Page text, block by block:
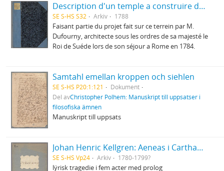
Description d'un temple a construire dans le Jardin d'Haga
SE S-HS S32 Arkiv 1788
Faisant partie du projet fait sur ce terrein par M.
Dufourny, architecte sous les ordres de sa majesté le
Roi de Suéde lors de son séjour a Rome en 1784.
Samtahl emellan kroppen och siehlen
SE S-HS P20:1:121
Dokument
Del avChristopher Polhem: Manuskript till uppsatser i
filosofiska ämnen
Manuskript till uppsats
Johan Henric Kellgren: Aeneas i Carthago
SE S-HS Vp24 Arkiv 1780-1799?
lÿrisk tragedie i fem acter med prolog